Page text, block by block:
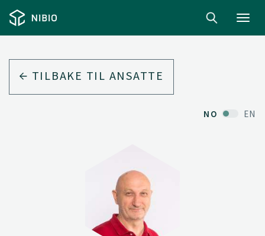
TILBAKE TIL ANSATTE
NO EN